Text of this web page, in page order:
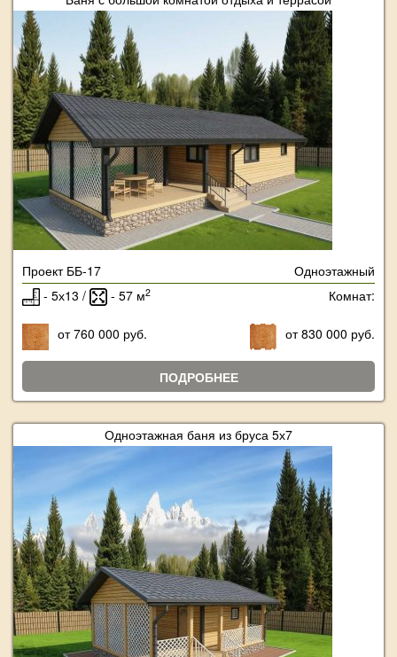
Проект ББ-17
Одноэтажный
- 5х13 /
- 57 м2 Комнат:
от 760 000 руб. от 830 000 руб.
ПОДРОБНЕЕ
Одноэтажная баня из бруса 5х7